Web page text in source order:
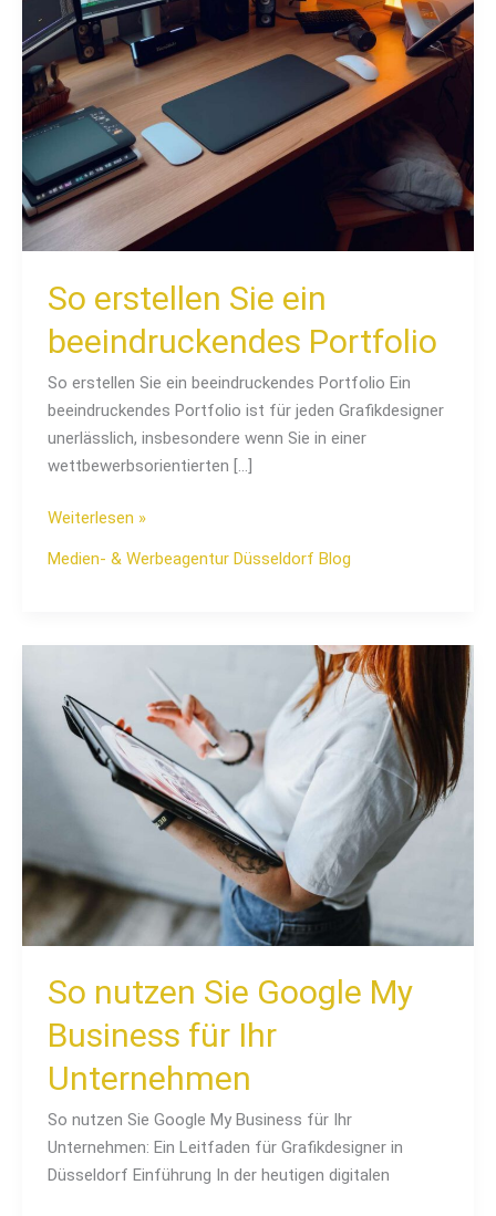
So erstellen Sie ein
beeindruckendes Portfolio
So erstellen Sie ein beeindruckendes Portfolio Ein
beeindruckendes Portfolio ist für jeden Grafikdesigner
unerlässlich, insbesondere wenn Sie in einer
wettbewerbsorientierten […]
Weiterlesen »
Medien- & Werbeagentur Düsseldorf Blog
So nutzen Sie Google My
Business für Ihr
Unternehmen
So nutzen Sie Google My Business für Ihr
Unternehmen: Ein Leitfaden für Grafikdesigner in
Düsseldorf Einführung In der heutigen digitalen
Sie
Google
Unternehmen